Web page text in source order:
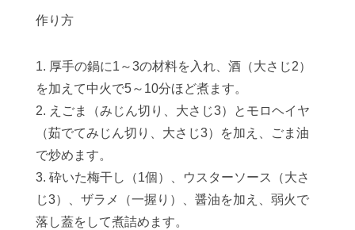
作り方
1. 厚手の鍋に1～3の材料を入れ、酒（大さじ2）
を加えて中火で5～10分ほど煮ます。
2. えごま（みじん切り、大さじ3）とモロヘイヤ
（茹でてみじん切り、大さじ3）を加え、ごま油
で炒めます。
3. 砕いた梅干し（1個）、ウスターソース（大さ
じ3）、ザラメ（一握り）、醤油を加え、弱火で
落し蓋をして煮詰めます。